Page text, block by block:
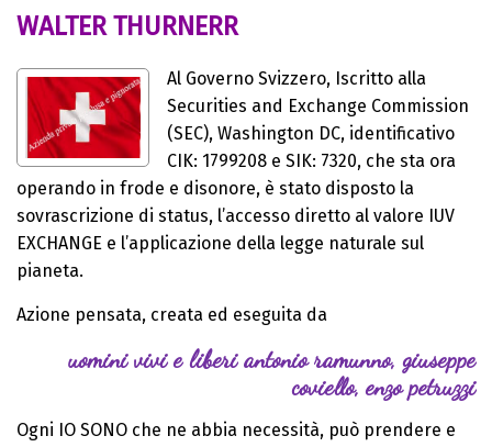
WALTER THURNERR
Al Governo Svizzero, Iscritto alla
Securities and Exchange Commission
(SEC), Washington DC, identificativo
CIK: 1799208 e SIK: 7320, che sta ora
operando in frode e disonore, è stato disposto la
sovrascrizione di status, l’accesso diretto al valore IUV
EXCHANGE e l’applicazione della legge naturale sul
pianeta.
Azione pensata, creata ed eseguita da
uomini vivi e liberi antonio ramunno, giuseppe
coviello, enzo petruzzi
Ogni IO SONO che ne abbia necessità, può prendere e